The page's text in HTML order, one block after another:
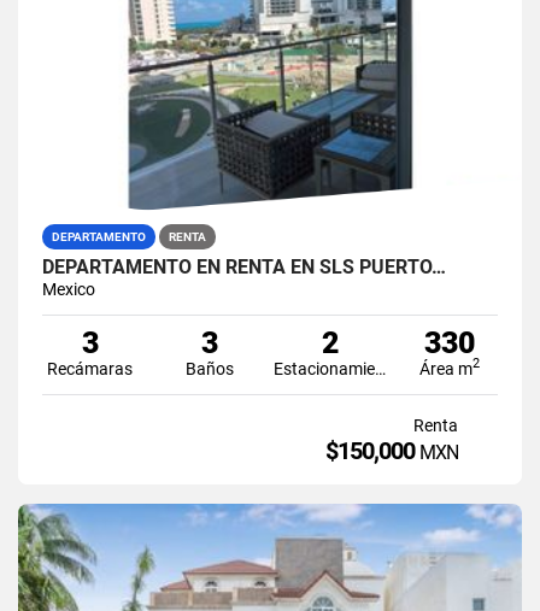
DEPARTAMENTO RENTA
DEPARTAMENTO EN RENTA EN SLS PUERTO…
Mexico
3
Recámaras
3
Baños
2
Estacionamiento
330
Área m2
Renta
$150,000 MXN